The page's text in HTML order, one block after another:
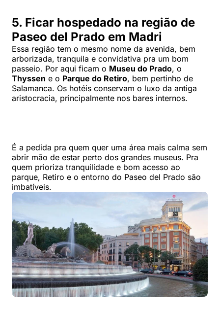
5. Ficar hospedado na região de
Paseo del Prado em Madri
Essa região tem o mesmo nome da avenida, bem
arborizada, tranquila e convidativa pra um bom
passeio. Por aqui ficam o Museu do Prado, o
Thyssen e o Parque do Retiro, bem pertinho de
Salamanca. Os hotéis conservam o luxo da antiga
aristocracia, principalmente nos bares internos.
É a pedida pra quem quer uma área mais calma sem
abrir mão de estar perto dos grandes museus. Pra
quem prioriza tranquilidade e bom acesso ao
parque, Retiro e o entorno do Paseo del Prado são
imbatíveis.